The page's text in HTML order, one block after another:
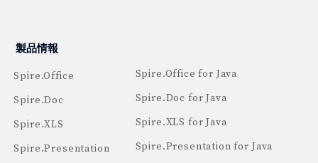
製品情報
Spire.Office
Spire.Doc
Spire.XLS
Spire.Presentation
Spire.Office for Java
Spire.Doc for Java
Spire.XLS for Java
Spire.Presentation for Java